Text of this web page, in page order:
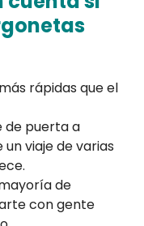
rápidas que el
de puerta a
viaje de varias
de
con gente